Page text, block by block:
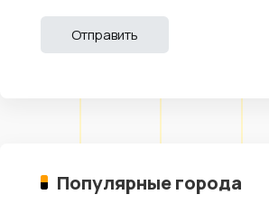
Популярные города